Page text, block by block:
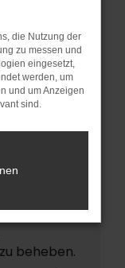
deine
Beispiel
anderen
Fenster?
beheben.
die Nutzung der
zu messen und
eingesetzt,
werden, um
und um Anzeigen
sind.